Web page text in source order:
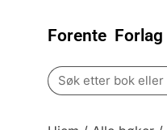
Forente Forlag
Search
for: